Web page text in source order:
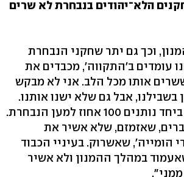
הלא־יהודים בנבחרת לא שרים
וכך גם יתר שחקני הנבחרת
עומדים ב'התקווה', מכבדים את
אותו מכל הלב. אני לא מבקש
אבל גם שלא ישנו אותנו.
הכי חשוב שכולנו ביחד נותנים 100 אחוז למען הנבחרת.
שאזמזם, שלא אשיר את
הומייה', שאשרוק. בעיניי הכבוד
במהלך ההמנון ולא אשיר